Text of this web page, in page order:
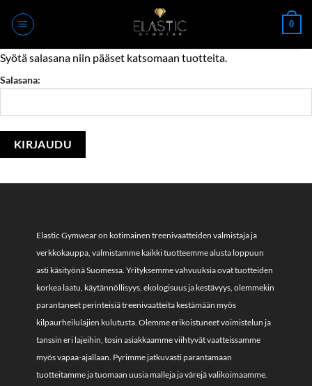
0
Syötä salasana niin pääset katsomaan tuotteita.
Salasana:
Elastic Gymwear on kotimainen treenivaatteiden valmistaja ja
verkkokauppa, valmistamme kaikki tuotteemme alusta loppuun
asti käsityönä Suomessa. Yrityksemme vahvuuksia ovat tuotteiden
korkea laatu, käytännöllisyys, ekologisuus ja kestävyys, olemmekin
parantaneet perinteisiä treenivaatteita kestämään myös
kilpaurheilulajien kulutusta. Olemme erikoistuneet voimistelun ja
tanssin eri lajeihin, tosin asiakkaamme viihtyvät vaatteissamme
myös vapaa-ajallaan. Pyrimme jatkuvasti parantamaan
tuotteitamme ja tuomaan uusia malleja ja värejä valikoimaamme.